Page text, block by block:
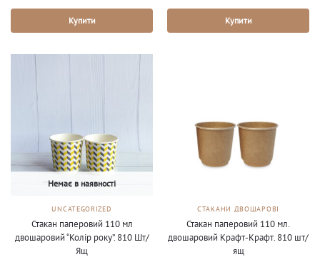
Купити Купити
Немає в наявності
UNCATEGORIZED
Стакан паперовий 110 мл
двошаровий “Колір року”. 810 Шт/
Ящ
СТАКАНИ ДВОШАРОВІ
Стакан паперовий 110 мл.
двошаровий Крафт-Крафт. 810 шт/
ящ